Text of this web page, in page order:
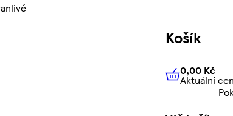
Košík
0,00 Kč
0,00 Kč
Aktuální